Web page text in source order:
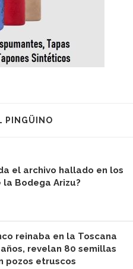
PINGÜINO
el archivo hallado en los
Bodega Arizu?
reinaba en la Toscana
revelan 80 semillas
pozos etruscos